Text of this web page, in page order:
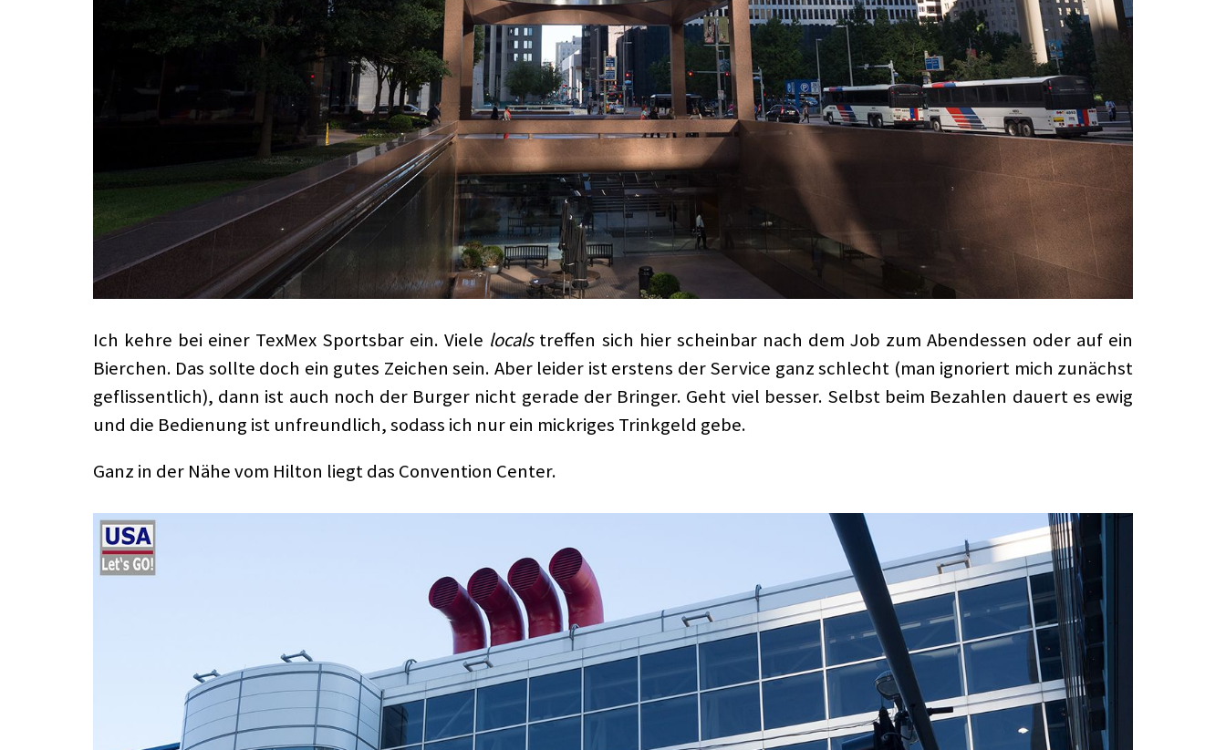
Ich kehre bei einer TexMex Sportsbar ein. Viele localstreffen sich hier scheinbar nach dem Job zum Abendessen oder auf ein
Bierchen. Das sollte doch ein gutes Zeichen sein. Aber leider ist erstens der Service ganz schlecht (man ignoriert mich zunächst
geflissentlich), dann ist auch noch der Burger nicht gerade der Bringer. Geht viel besser. Selbst beim Bezahlen dauert es ewig
und die Bedienung ist unfreundlich, sodass ich nur ein mickriges Trinkgeld gebe.
Ganz in der Nähe vom Hilton liegt das Convention Center.